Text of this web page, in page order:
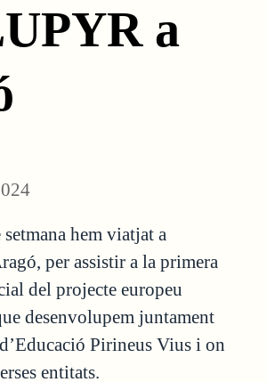
a
hem viatjat a
per assistir a la primera
del projecte europeu
desenvolupem juntament
Pirineus Vius i on
entitats.